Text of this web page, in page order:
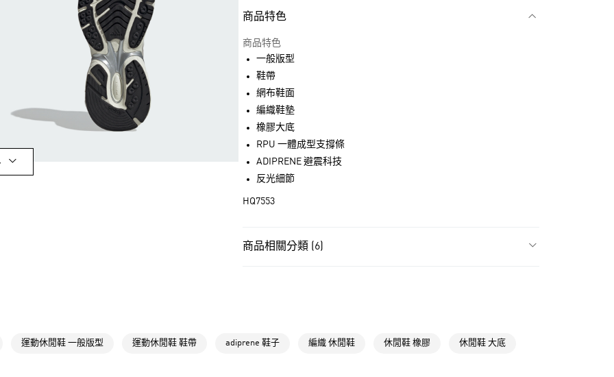
付款方式
信用卡一次付款
LINE Pay
運送方式
每筆NT$80，滿NT$1,500(含以上)免運費
每筆NT$80，滿NT$1,500(含以上)免運費
每筆NT$80，滿NT$1,500(含以上)免運費
商品特色
商品特色
一般版型
鞋帶
網布鞋面
編織鞋墊
橡膠大底
RPU 一體成型支撐條
ADIPRENE 避震科技
反光細節
HQ7553
商品相關分類 (6)
品牌 Originals Originals鞋類
運動休閒鞋 一般版型 運動休閒鞋 鞋帶 adiprene 鞋子 編織 休閒鞋 休閒鞋 橡膠 休閒鞋 大底